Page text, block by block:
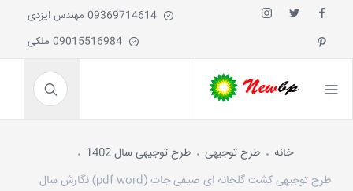
خانه طرح توجیهی
طرح توجیهی سال 1402
طرح توجیهی کشت گلخانه ای صیفی جات (pdf word) نگارش سال